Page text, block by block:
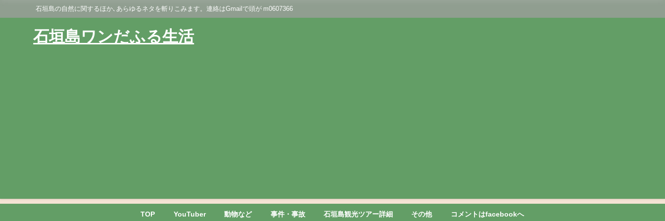
石垣島の自然に関するほか､あらゆるネタを斬りこみます。連絡はGmailで頭が m0607366
石垣島ワンだふる生活
TOP YouTuber 動物など 事件・事故 石垣島観光ツアー詳細 その他 コメントはfacebookへ